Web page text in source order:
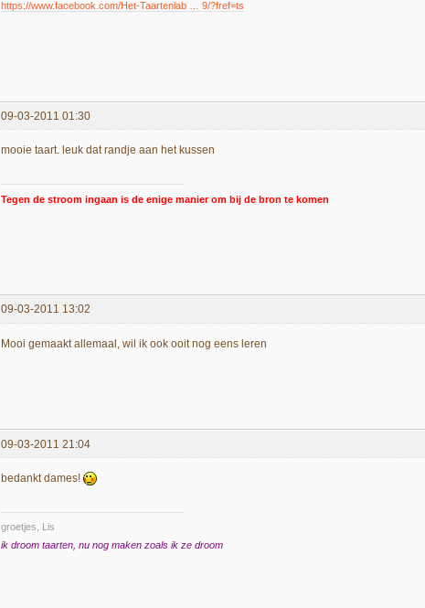
https://www.facebook.com/Het-Taartenlab … 9/?fref=ts
09-03-2011 01:30
mooie taart. leuk dat randje aan het kussen
Tegen de stroom ingaan is de enige manier om bij de bron te komen
09-03-2011 13:02
Mooi gemaakt allemaal, wil ik ook ooit nog eens leren
09-03-2011 21:04
bedankt dames!
groetjes, Lis
ik droom taarten, nu nog maken zoals ik ze droom